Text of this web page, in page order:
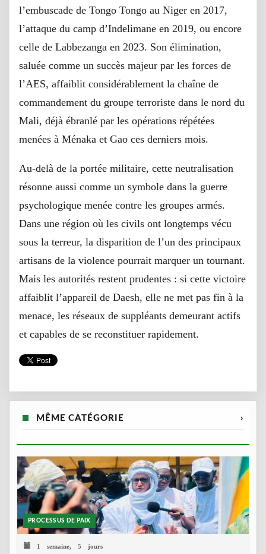
l’embuscade de Tongo Tongo au Niger en 2017,
l’attaque du camp d’Indelimane en 2019, ou encore
celle de Labbezanga en 2023. Son élimination,
saluée comme un succès majeur par les forces de
l’AES, affaiblit considérablement la chaîne de
commandement du groupe terroriste dans le nord du
Mali, déjà ébranlé par les opérations répétées
menées à Ménaka et Gao ces derniers mois.
Au-delà de la portée militaire, cette neutralisation
résonne aussi comme un symbole dans la guerre
psychologique menée contre les groupes armés.
Dans une région où les civils ont longtemps vécu
sous la terreur, la disparition de l’un des principaux
artisans de la violence pourrait marquer un tournant.
Mais les autorités restent prudentes : si cette victoire
affaiblit l’appareil de Daesh, elle ne met pas fin à la
menace, les réseaux de suppléants demeurant actifs
et capables de se reconstituer rapidement.
MÊME CATÉGORIE ›
PROCESSUS DE PAIX
1 semaine, 5 jours